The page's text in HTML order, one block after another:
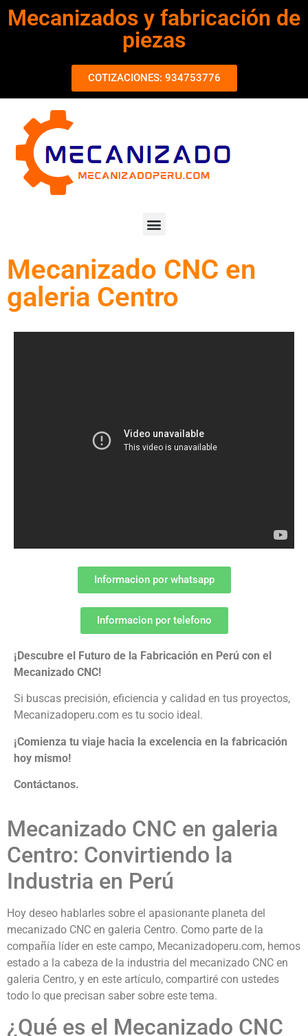
Mecanizados y fabricación de
piezas
COTIZACIONES: 934753776
Mecanizado CNC en
galeria Centro
Informacion por whatsapp
Informacion por telefono
¡Descubre el Futuro de la Fabricación en Perú con el
Mecanizado CNC!
Si buscas precisión, eficiencia y calidad en tus proyectos,
Mecanizadoperu.com es tu socio ideal.
¡Comienza tu viaje hacia la excelencia en la fabricación
hoy mismo!
Contáctanos.
Mecanizado CNC en galeria
Centro: Convirtiendo la
Industria en Perú
Hoy deseo hablarles sobre el apasionante planeta del
mecanizado CNC en galeria Centro. Como parte de la
compañía líder en este campo, Mecanizadoperu.com, hemos
estado a la cabeza de la industria del mecanizado CNC en
galeria Centro, y en este artículo, compartiré con ustedes
todo lo que precisan saber sobre este tema.
¿Qué es el Mecanizado CNC